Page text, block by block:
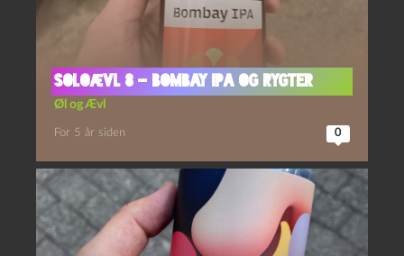
Soloævl 8 – Bombay IPA og Rygter
Øl og Ævl
For 5 år siden 0